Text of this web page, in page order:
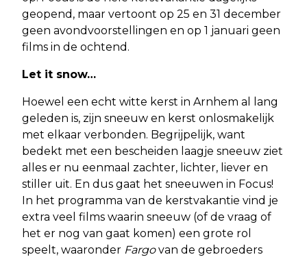
geopend, maar vertoont op 25 en 31 december
geen avondvoorstellingen en op 1 januari geen
films in de ochtend.
Let it snow…
Hoewel een echt witte kerst in Arnhem al lang
geleden is, zijn sneeuw en kerst onlosmakelijk
met elkaar verbonden. Begrijpelijk, want
bedekt met een bescheiden laagje sneeuw ziet
alles er nu eenmaal zachter, lichter, liever en
stiller uit. En dus gaat het sneeuwen in Focus!
In het programma van de kerstvakantie vind je
extra veel films waarin sneeuw (of de vraag of
het er nog van gaat komen) een grote rol
speelt, waaronder Fargovan de gebroeders